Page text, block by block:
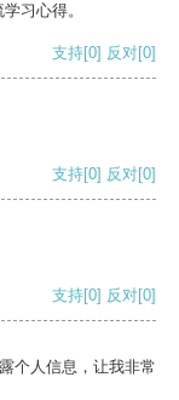
习心得。
支持[0] 反对[0]
支持[0] 反对[0]
支持[0] 反对[0]
个人信息，让我非常